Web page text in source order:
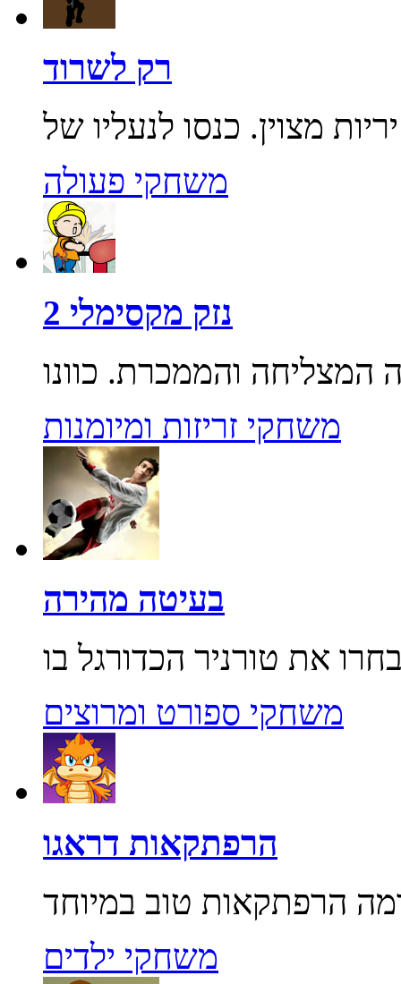
רק לשרוד
משחקי פעולה
נזק מקסימלי 2
משחקי זריזות ומיומנות
בעיטה מהירה
משחקי ספורט ומרוצים
הרפתקאות דראגו
משחקי ילדים